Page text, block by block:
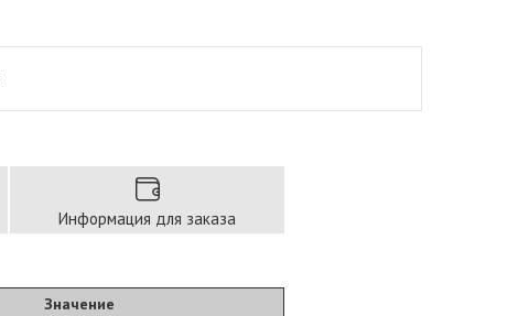
Информация для заказа
Значение